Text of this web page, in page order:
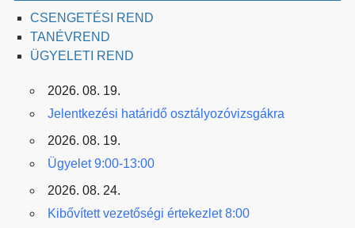
CSENGETÉSI REND
TANÉVREND
ÜGYELETI REND
2026. 08. 19.
Jelentkezési határidő osztályozóvizsgákra
2026. 08. 19.
Ügyelet 9:00-13:00
2026. 08. 24.
Kibővített vezetőségi értekezlet 8:00